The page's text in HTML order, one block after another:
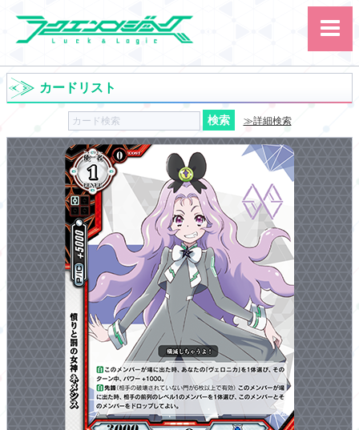
サイト内検索
カード ルール
講習会
その他
カードリスト
≫詳細検索